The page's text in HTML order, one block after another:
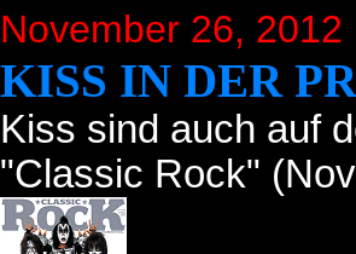
November 26, 2012
KISS IN DER
Kiss sind auch auf
"Classic Rock"